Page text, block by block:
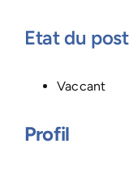
Etat du
Vaccant
Profil